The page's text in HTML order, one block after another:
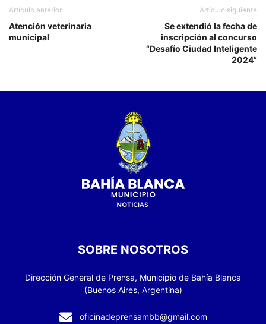
Artículo anterior
Atención veterinaria
municipal
Artículo siguiente
Se extendió la fecha de
inscripción al concurso
“Desafío Ciudad Inteligente
2024”
SOBRE NOSOTROS
Dirección General de Prensa, Municipio de Bahía Blanca
(Buenos Aires, Argentina)
oficinadeprensambb@gmail.com